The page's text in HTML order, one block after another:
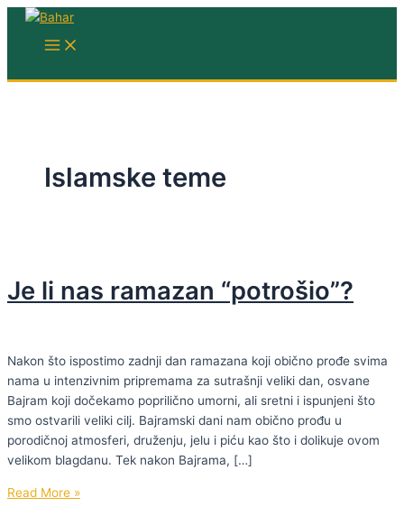
Skip
MAIN
MENU
Islamske teme
Je li nas ramazan “potrošio”?
Nakon što ispostimo zadnji dan ramazana koji obično prođe svima
nama u intenzivnim pripremama za sutrašnji veliki dan, osvane
Bajram koji dočekamo poprilično umorni, ali sretni i ispunjeni što
smo ostvarili veliki cilj. Bajramski dani nam obično prođu u
porodičnoj atmosferi, druženju, jelu i piću kao što i dolikuje ovom
velikom blagdanu. Tek nakon Bajrama, […]
Je
Read More »